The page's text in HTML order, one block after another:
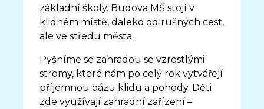
základní školy. Budova MŠ stojí v
klidném místě, daleko od rušných cest,
ale ve středu města.
Pyšníme se zahradou se vzrostlými
stromy, které nám po celý rok vytvářejí
příjemnou oázu klidu a pohody. Děti
zde využívají zahradní zařízení –